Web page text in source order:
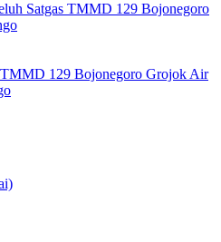
Satgas TMMD 129 Bojonegoro
TMMD 129 Bojonegoro Grojok Air